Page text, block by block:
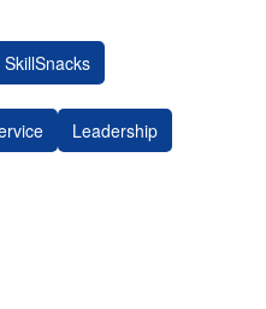
SkillSnacks
Leadership